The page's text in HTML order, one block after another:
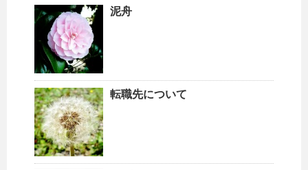
泥舟
転職先について